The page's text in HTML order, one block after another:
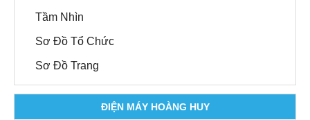
Tầm Nhìn
Sơ Đồ Tổ Chức
Sơ Đồ Trang
ĐIỆN MÁY HOÀNG HUY